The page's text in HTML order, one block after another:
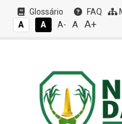
Glossário FAQ
A
A A- A A+